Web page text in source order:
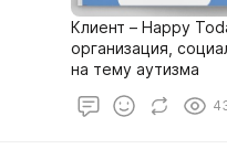
Клиент – Happy Today Social
организация,
на тему аутизма